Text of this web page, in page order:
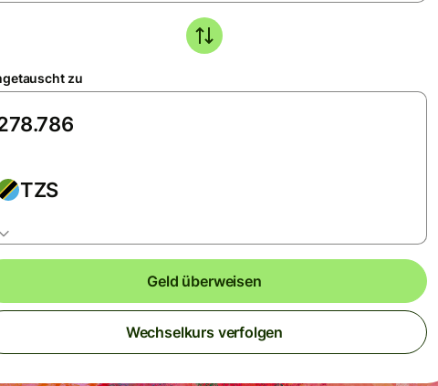
zu
TZS
Geld überweisen
Wechselkurs verfolgen